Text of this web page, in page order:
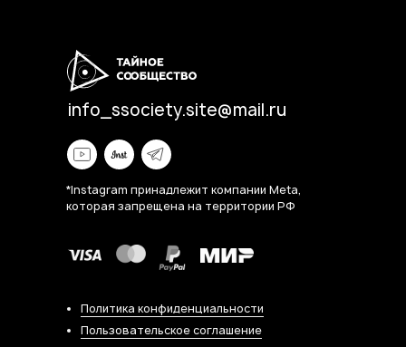
Политика конфиденциальности
Пользовательское соглашение
info_ssociety.site@mail.ru
*Instagram принадлежит компании Meta,
которая запрещена на территории РФ